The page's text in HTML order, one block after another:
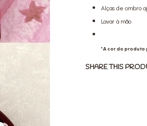
Alças de ombro
Lavar à mão
*A cor do produto
SHARE THIS